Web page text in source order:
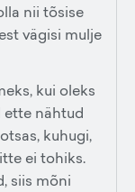
nii tõsise
vägisi mulje
kui oleks
ette nähtud
kuhugi,
ei tohiks.
siis mõni